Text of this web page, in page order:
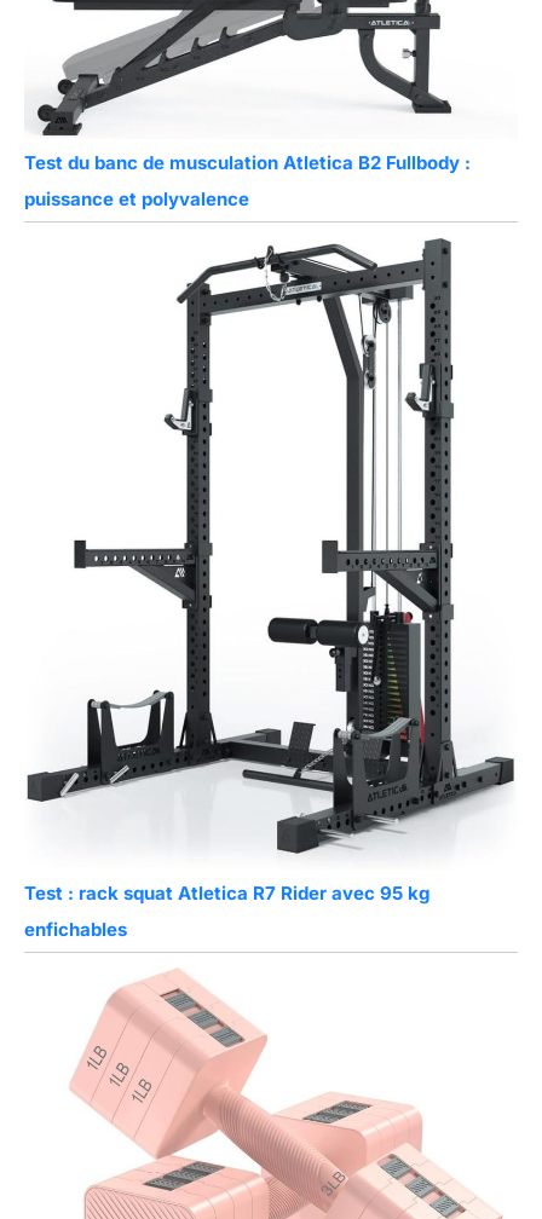
Test du banc de musculation Atletica B2 Fullbody :
puissance et polyvalence
Test : rack squat Atletica R7 Rider avec 95 kg
enfichables